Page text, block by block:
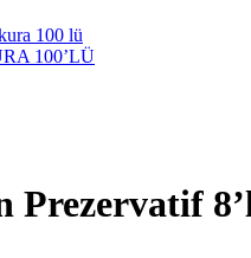
100’LÜ
Prezervatif